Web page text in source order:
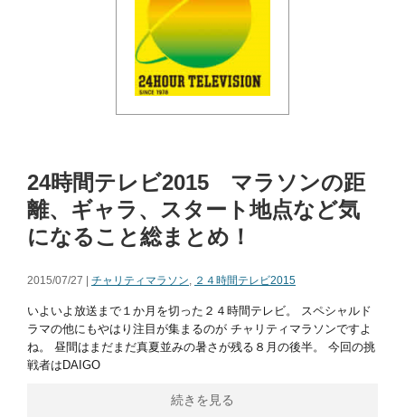
24時間テレビ2015 マラソンの距
離、ギャラ、スタート地点など気
になること総まとめ！
2015/07/27 | チャリティマラソン, ２４時間テレビ2015
いよいよ放送まで１か月を切った２４時間テレビ。 スペシャルド
ラマの他にもやはり注目が集まるのが チャリティマラソンですよ
ね。 昼間はまだまだ真夏並みの暑さが残る８月の後半。 今回の挑
戦者はDAIGO
続きを見る